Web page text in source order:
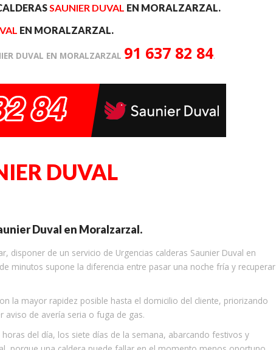
SAUNIER DUVAL EN MORALZARZAL.
EN MORALZARZAL.
DUVAL EN MORALZARZAL 91 637 82 84.
DUVAL
Duval en Moralzarzal.
disponer de un servicio de Urgencias calderas Saunier Duval en
minutos supone la diferencia entre pasar una noche fría y recuperar
la mayor rapidez posible hasta el domicilio del cliente, priorizando
aviso de avería seria o fuga de gas.
del día, los siete días de la semana, abarcando festivos y